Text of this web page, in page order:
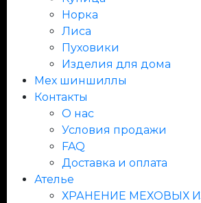
Норка
Лиса
Пуховики
Изделия для дома
Мех шиншиллы
Контакты
О нас
Условия продажи
FAQ
Доставка и оплата
Ателье
ХРАНЕНИЕ МЕХОВЫХ